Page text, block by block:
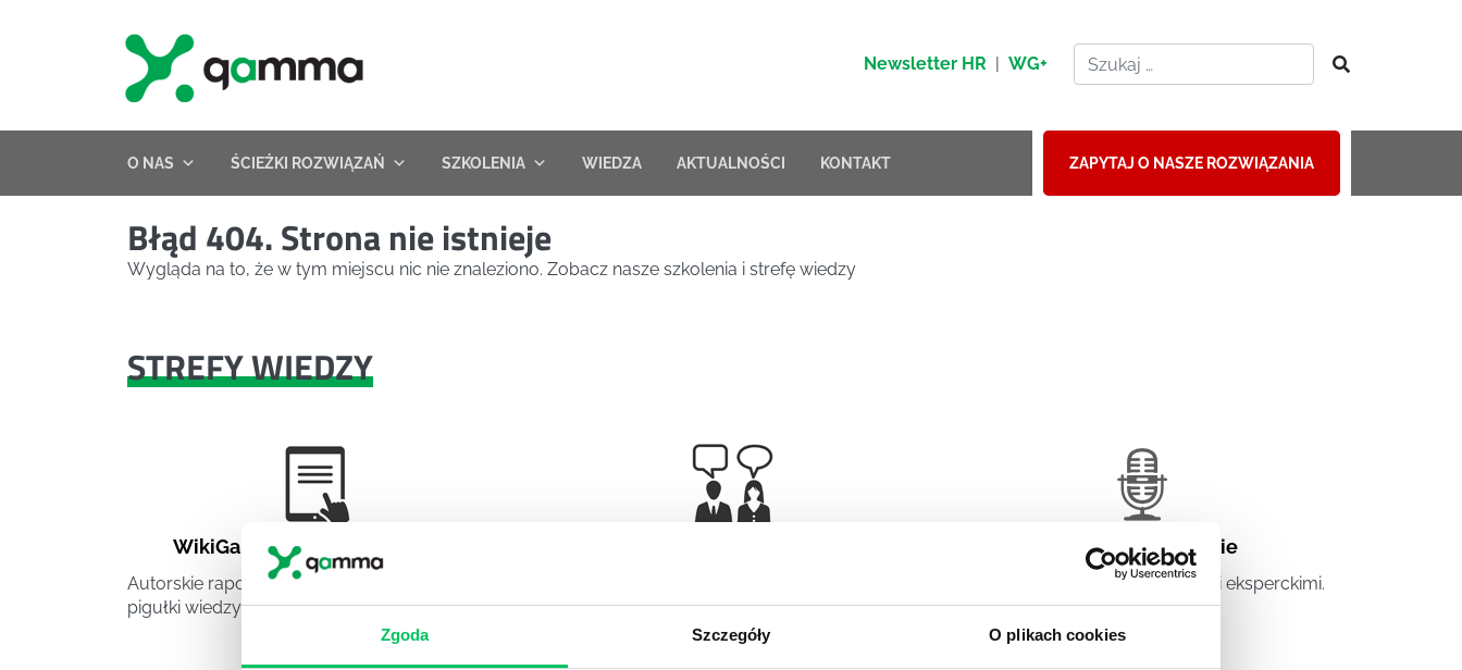
Zgoda Szczegóły O plikach cookies
Newsletter HR | WG+
O NAS ŚCIEŻKI ROZWIĄZAŃ SZKOLENIA WIEDZA AKTUALNOŚCI KONTAKT ZAPYTAJ O NASZE ROZWIĄZANIA
Błąd 404. Strona nie istnieje
Wygląda na to, że w tym miejscu nic nie znaleziono. Zobacz nasze szkolenia i strefę wiedzy
STREFY WIEDZY
WikiGamma ,Delegowanie
Autorskie raporty, wartościowy know-how,
pigułki wiedzy.
obszaru HR.
Artykuły eksperckie
Artykuły związane ze szkoleniami eksperckimi.